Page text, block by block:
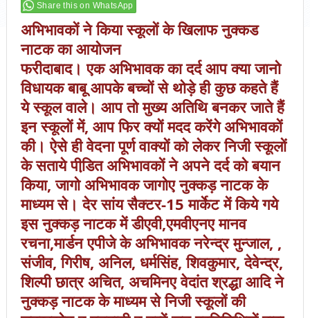
Share this on WhatsApp
अभिभावकों ने किया स्कूलों के खिलाफ नुक्कड
नाटक का आयोजन
फरीदाबाद। एक अभिभावक का दर्द आप क्या जानो
विधायक बाबू आपके बच्चों से थोड़े ही कुछ कहते हैं
ये स्कूल वाले। आप तो मुख्य अतिथि बनकर जाते हैं
इन स्कूलों में, आप फिर क्यों मदद करेंगे अभिभावकों
की। ऐसे ही वेदना पूर्ण वाक्यों को लेकर निजी स्कूलों
के सताये पीडि़त अभिभावकों ने अपने दर्द को बयान
किया, जागो अभिभावक जागोए नुक्कड़ नाटक के
माध्यम से। देर सांय सैक्टर-15 मार्केट में किये गये
इस नुक्कड़ नाटक में डीएवी,एमवीएनए मानव
रचना,मार्डन एपीजे के अभिभावक नरेन्द्र मुन्जाल, ,
संजीव, गिरीष, अनिल, धर्मसिंह, शिवकुमार, देवेन्द्र,
शिल्पी छात्र अचित, अचमिनए वेदांत श्रद्धा आदि ने
नुक्कड़ नाटक के माध्यम से निजी स्कूलों की